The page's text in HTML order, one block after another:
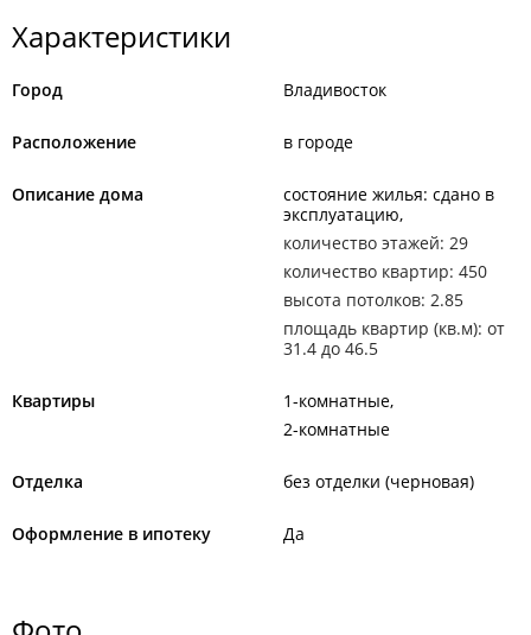
Характеристики
Город Владивосток
Расположение в городе
Описание дома
состояние жилья: сдано в
эксплуатацию
количество этажей: 29
количество квартир: 450
высота потолков: 2.85
площадь квартир (кв.м): от
31.4 до 46.5
Квартиры
1-комнатные
2-комнатные
Отделка без отделки (черновая)
Оформление в ипотеку Да